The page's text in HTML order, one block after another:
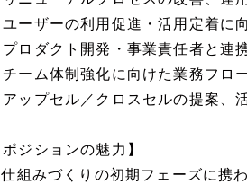
ーザーの利用促進・活用定着に
ロダクト開発・事業責任者と連
ーム体制強化に向けた業務フロ
ップセル／クロスセルの提案、
ジションの魅力】
組みづくりの初期フェーズに携